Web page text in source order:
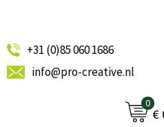
+31 (0)85 060 1686
info@pro-creative.nl
0
€